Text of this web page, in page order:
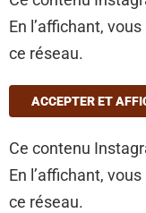
En l’affichant,
ce réseau.
ACCEPTER ET
Ce contenu
En l’affichant,
ce réseau.